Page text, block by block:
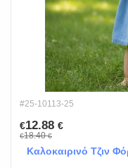
#25-10113-25
€12.88 €
€18.40€
Καλοκαιρινό Τζιν